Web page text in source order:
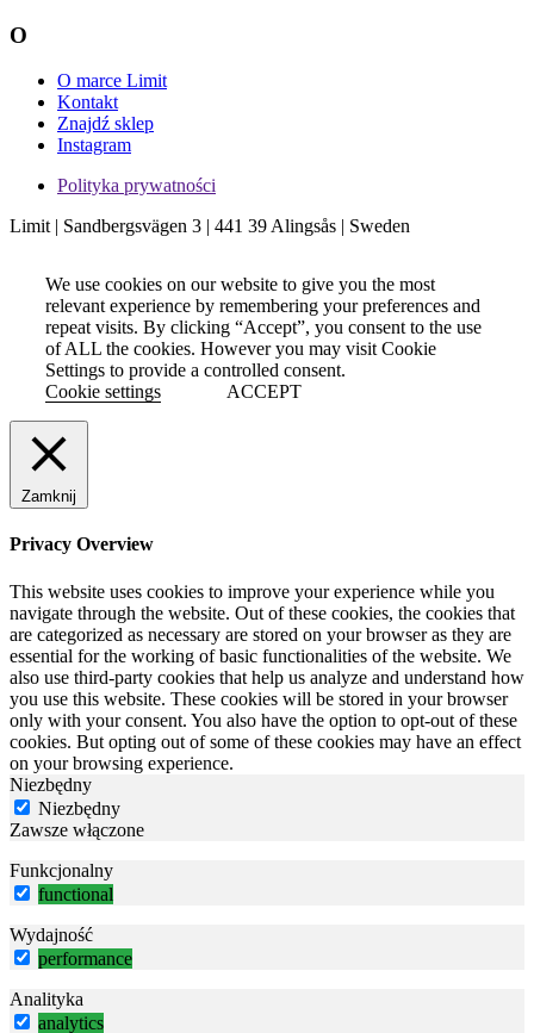
O
O marce Limit
Kontakt
Znajdź sklep
Instagram
Polityka prywatności
Limit | Sandbergsvägen 3 | 441 39 Alingsås | Sweden
We use cookies on our website to give you the most
relevant experience by remembering your preferences and
repeat visits. By clicking “Accept”, you consent to the use
of ALL the cookies. However you may visit Cookie
Settings to provide a controlled consent.
Cookie settings
ACCEPT
Zamknij
Privacy Overview
This website uses cookies to improve your experience while you
navigate through the website. Out of these cookies, the cookies that
are categorized as necessary are stored on your browser as they are
essential for the working of basic functionalities of the website. We
also use third-party cookies that help us analyze and understand how
you use this website. These cookies will be stored in your browser
only with your consent. You also have the option to opt-out of these
cookies. But opting out of some of these cookies may have an effect
on your browsing experience.
Niezbędny
Niezbędny
Zawsze włączone
Funkcjonalny
functional
Wydajność
performance
Analityka
analytics